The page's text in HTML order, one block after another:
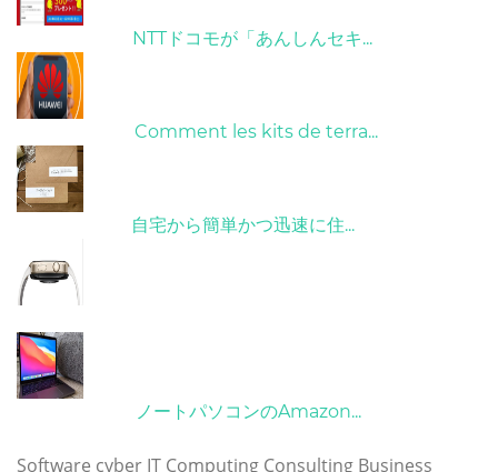
NTTドコモが「あんしんセキ...
Comment les kits de terra...
自宅から簡単かつ迅速に住...
ノートパソコンのAmazon...
Software cyber IT Computing Consulting Business